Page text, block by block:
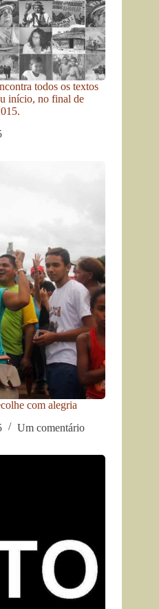
todos os textos
início, no final de
com alegria
Um comentário